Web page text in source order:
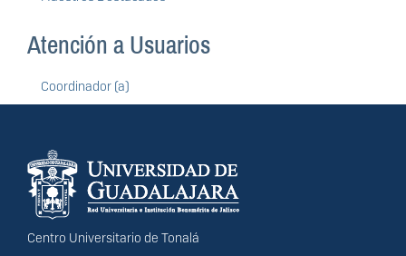
Atención a Usuarios
Coordinador (a)
Información del
portal
Centro Universitario de Tonalá